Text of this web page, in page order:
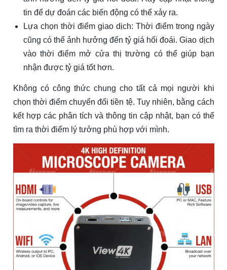
tin để dự đoán các biến động có thể xảy ra.
Lựa chọn thời điểm giao dịch: Thời điểm trong ngày
cũng có thể ảnh hưởng đến tỷ giá hối đoái. Giao dịch
vào thời điểm mở cửa thị trường có thể giúp bạn
nhận được tỷ giá tốt hơn.
Không có công thức chung cho tất cả mọi người khi
chọn thời điểm chuyển đổi tiền tệ. Tuy nhiên, bằng cách
kết hợp các phân tích và thông tin cập nhật, bạn có thể
tìm ra thời điểm lý tưởng phù hợp với mình.